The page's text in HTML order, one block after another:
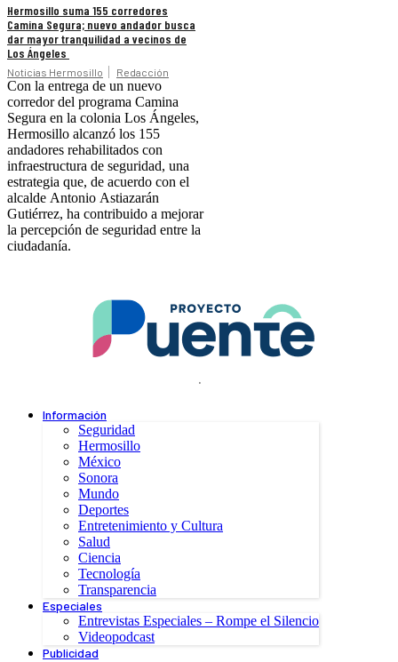
Hermosillo suma 155 corredores
Camina Segura; nuevo andador busca
dar mayor tranquilidad a vecinos de
Los Ángeles
Noticias Hermosillo Redacción
Con la entrega de un nuevo
corredor del programa Camina
Segura en la colonia Los Ángeles,
Hermosillo alcanzó los 155
andadores rehabilitados con
infraestructura de seguridad, una
estrategia que, de acuerdo con el
alcalde Antonio Astiazarán
Gutiérrez, ha contribuido a mejorar
la percepción de seguridad entre la
ciudadanía.
.
Información
Seguridad
Hermosillo
México
Sonora
Mundo
Deportes
Entretenimiento y Cultura
Salud
Ciencia
Tecnología
Transparencia
Especiales
Entrevistas Especiales – Rompe el Silencio
Videopodcast
Publicidad